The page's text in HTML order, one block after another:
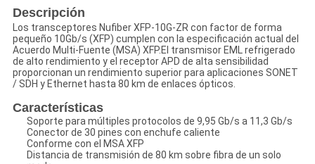
Descripción
Los transceptores Nufiber XFP-10G-ZR con factor de forma
pequeño 10Gb/s (XFP) cumplen con la especificación actual del
Acuerdo Multi-Fuente (MSA) XFP.El transmisor EML refrigerado
de alto rendimiento y el receptor APD de alta sensibilidad
proporcionan un rendimiento superior para aplicaciones SONET
/ SDH y Ethernet hasta 80 km de enlaces ópticos.
Características
Soporte para múltiples protocolos de 9,95 Gb/s a 11,3 Gb/s
Conector de 30 pines con enchufe caliente
Conforme con el MSA XFP
Distancia de transmisión de 80 km sobre fibra de un solo